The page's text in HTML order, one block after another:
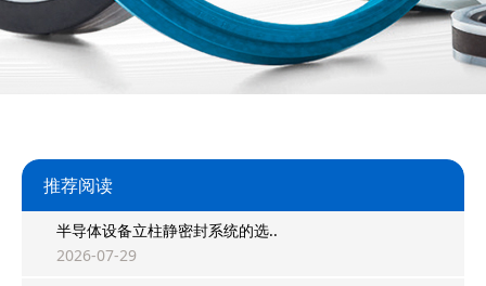
推荐阅读
半导体设备立柱静密封系统的选..
2026-07-29